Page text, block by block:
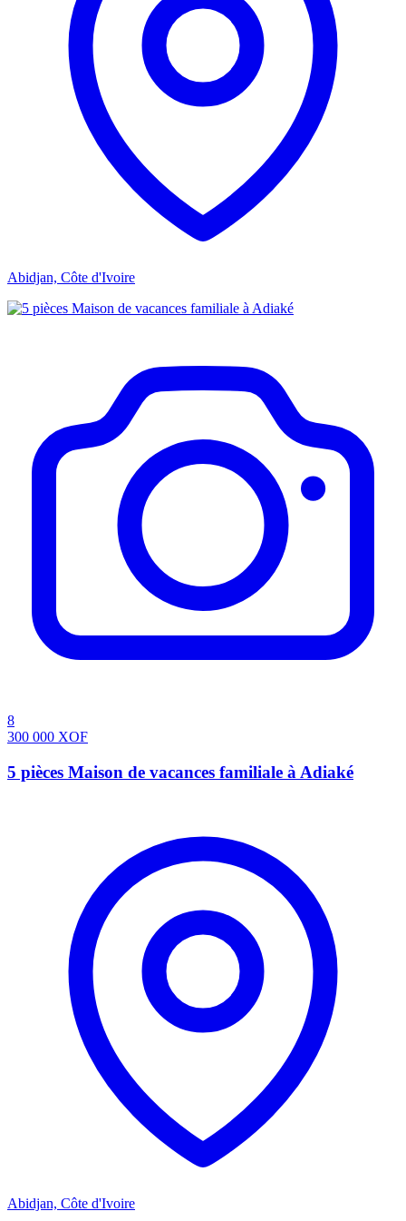
Abidjan, Côte d'Ivoire
8
300 000 XOF
5 pièces Maison de vacances familiale à Adiaké
Abidjan, Côte d'Ivoire